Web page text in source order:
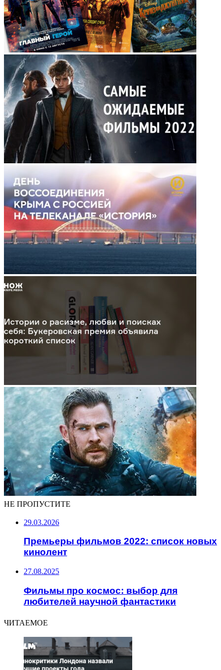
НЕ ПРОПУСТИТЕ
29.03.2026
Премьеры фильмов 2022: список новых
кинолент
27.08.2025
Фильмы про космос: выбор для
любителей научной фантастики
ЧИТАЕМОЕ